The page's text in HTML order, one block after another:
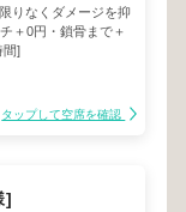
りなくダメージを抑
＋0円・鎖骨まで＋
間]
タップして空席を確認
]